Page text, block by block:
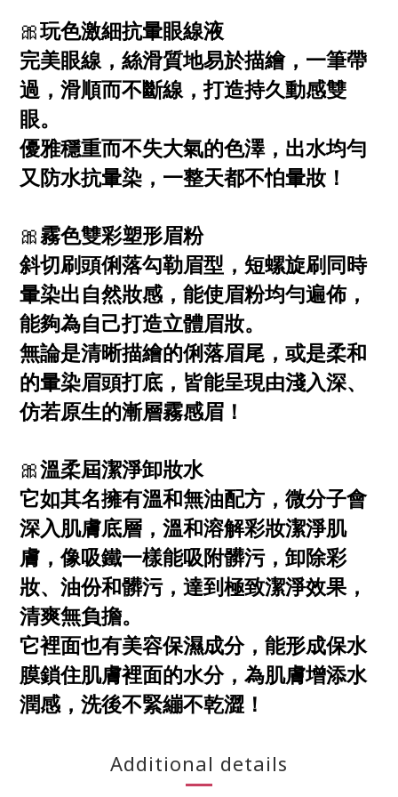
🎀玩色激細抗暈眼線液
完美眼線，絲滑質地易於描繪，一筆帶
過，滑順而不斷線，打造持久動感雙
眼。
優雅穩重而不失大氣的色澤，出水均勻
又防水抗暈染，一整天都不怕暈妝！
🎀霧色雙彩塑形眉粉
斜切刷頭俐落勾勒眉型，短螺旋刷同時
暈染出自然妝感，能使眉粉均勻遍佈，
能夠為自己打造立體眉妝。
無論是清晰描繪的俐落眉尾，或是柔和
的暈染眉頭打底，皆能呈現由淺入深、
仿若原生的漸層霧感眉！
🎀溫柔屆潔淨卸妝水
它如其名擁有溫和無油配方，微分子會
深入肌膚底層，溫和溶解彩妝潔淨肌
膚，像吸鐵一樣能吸附髒污，卸除彩
妝、油份和髒污，達到極致潔淨效果，
清爽無負擔。
它裡面也有美容保濕成分，能形成保水
膜鎖住肌膚裡面的水分，為肌膚增添水
潤感，洗後不緊繃不乾澀！
Additional details